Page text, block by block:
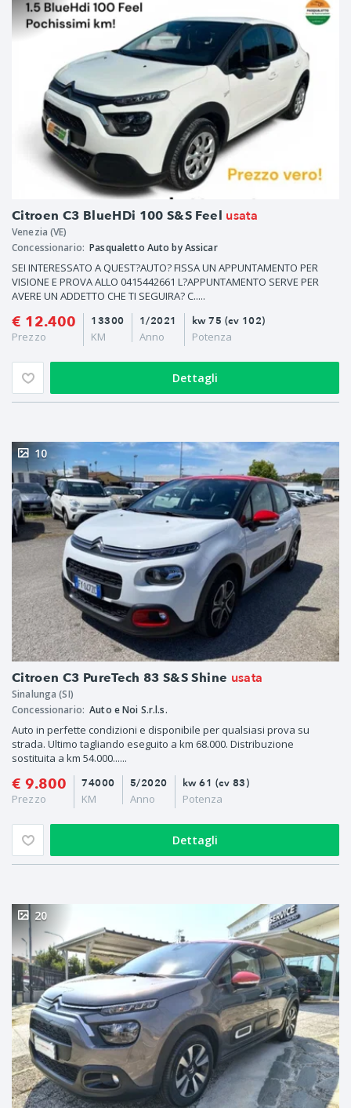
Citroen C3 BlueHDi 100 S&S Feel usata
Venezia (VE)
Concessionario: Pasqualetto Auto by Assicar
SEI INTERESSATO A QUEST?AUTO? FISSA UN APPUNTAMENTO PER
VISIONE E PROVA ALLO 0415442661 L?APPUNTAMENTO SERVE PER
AVERE UN ADDETTO CHE TI SEGUIRA? C.....
€ 12.400
Prezzo
1/2021
Anno
13300
KM
kw 75 (cv 102)
Potenza
Dettagli
Citroen C3 PureTech 83 S&S Shine usata
10
Sinalunga (SI)
Concessionario: Auto e Noi S.r.l.s.
Auto in perfette condizioni e disponibile per qualsiasi prova su
strada. Ultimo tagliando eseguito a km 68.000. Distribuzione
sostituita a km 54.000......
€ 9.800
Prezzo
5/2020
Anno
74000
KM
kw 61 (cv 83)
Potenza
Dettagli
20